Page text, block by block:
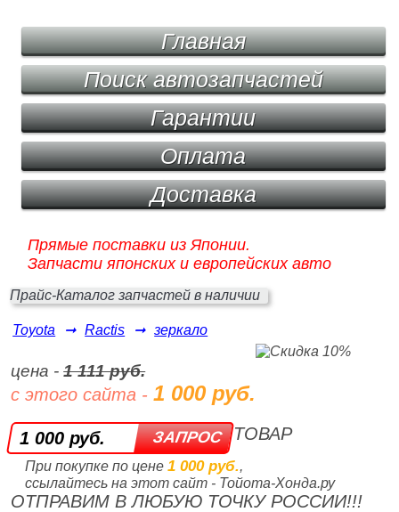
Главная
Поиск автозапчастей
Гарантии
Оплата
Доставка
Прямые поставки из Японии.
Запчасти японских и европейских авто
Прайс-Каталог запчастей в наличии
Toyota ➞ Ractis ➞ зеркало
цена -1 111 руб.
с этого сайта -1 000 руб.
1 000 руб.
При покупке по цене 1 000 руб.,
ссылайтесь на этот сайт - Тойота-Хонда.ру
ТОВАР
ОТПРАВИМ В ЛЮБУЮ ТОЧКУ РОССИИ!!!